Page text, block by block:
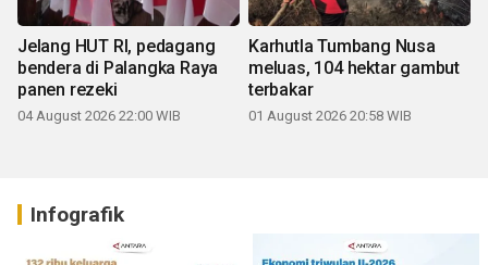
Jelang HUT RI, pedagang
bendera di Palangka Raya
panen rezeki
04 August 2026 22:00 WIB
Karhutla Tumbang Nusa
meluas, 104 hektar gambut
terbakar
01 August 2026 20:58 WIB
Infografik